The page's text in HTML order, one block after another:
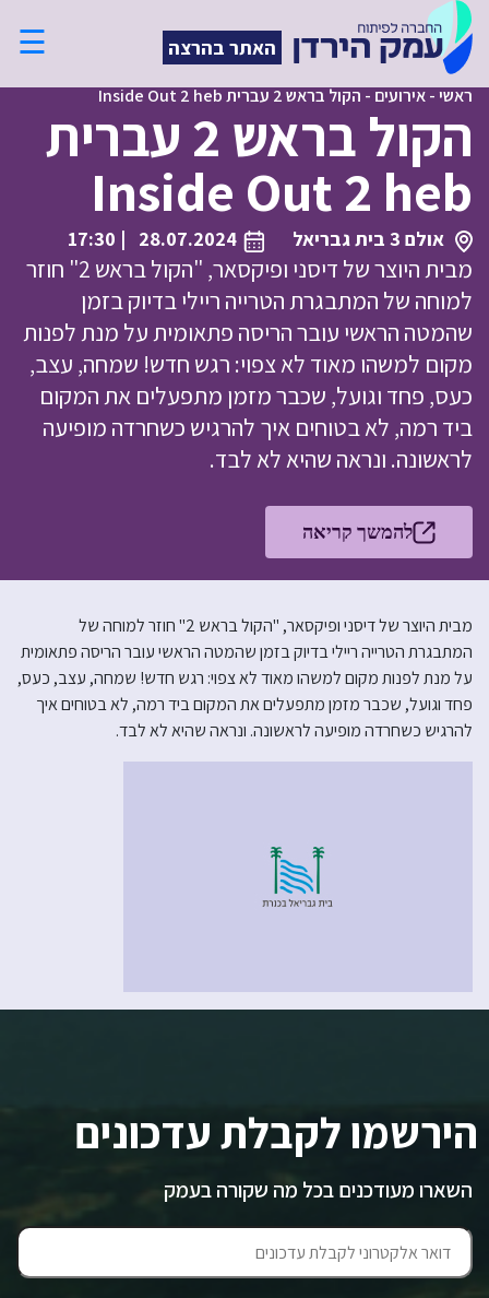
האתר בהרצה ☰
ראשי-אירועים - הקול בראש 2 עברית Inside Out 2 heb
הקול בראש 2 עברית
Inside Out 2 heb
אולם 3 בית גבריאל 28.07.2024
| 17:30
מבית היוצר של דיסני ופיקסאר, "הקול בראש 2" חוזר
למוחה של המתבגרת הטרייה ריילי בדיוק בזמן
שהמטה הראשי עובר הריסה פתאומית על מנת לפנות
מקום למשהו מאוד לא צפוי: רגש חדש! שמחה, עצב,
כעס, פחד וגועל, שכבר מזמן מתפעלים את המקום
ביד רמה, לא בטוחים איך להרגיש כשחרדה מופיעה
לראשונה. ונראה שהיא לא לבד.
להמשך קריאה
מבית היוצר של דיסני ופיקסאר, "הקול בראש 2" חוזר למוחה של
המתבגרת הטרייה ריילי בדיוק בזמן שהמטה הראשי עובר הריסה פתאומית
על מנת לפנות מקום למשהו מאוד לא צפוי: רגש חדש! שמחה, עצב, כעס,
פחד וגועל, שכבר מזמן מתפעלים את המקום ביד רמה, לא בטוחים איך
להרגיש כשחרדה מופיעה לראשונה. ונראה שהיא לא לבד.
הירשמו לקבלת עדכונים
השארו מעודכנים בכל מה שקורה בעמק